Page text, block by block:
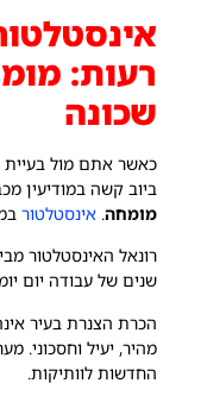
רעות:
שכונה
כאשר אתם מול בעיית
ביוב קשה במודיעין
מומחה. אינסטלטור
רונאל האינסטלטור
שנים של עבודה יום
הכרת הצנרת בעיר
מהיר, יעיל וחסכוני.
החדשות לוותיקות.